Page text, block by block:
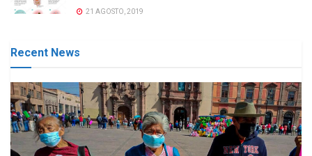
21 AGOSTO, 2019
Recent News